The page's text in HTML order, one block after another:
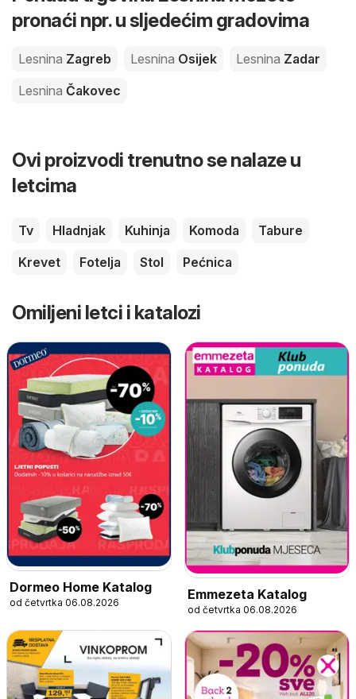
pronaći npr. u sljedećim gradovima
Lesnina Zagreb Lesnina Osijek Lesnina Zadar
Lesnina Čakovec
Ovi proizvodi trenutno se nalaze u
letcima
Tv Hladnjak Kuhinja Komoda
Tabure
Krevet
Fotelja Stol Pećnica
Omiljeni letci i katalozi
Dormeo Home Katalog
od četvrtka 06.08.2026
Emmezeta Katalog
od četvrtka 06.08.2026